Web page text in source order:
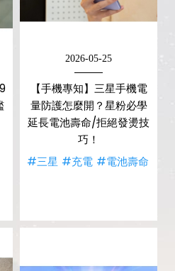
2026-05-25
【手機專知】三星手機電
量防護怎麼開？星粉必學
延長電池壽命/拒絕發燙技
巧！
#三星 #充電 #電池壽命